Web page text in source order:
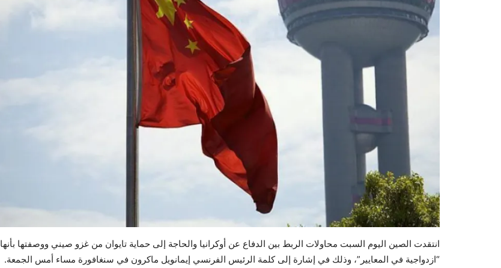
انتقدت الصين اليوم السبت محاولات الربط بين الدفاع عن أوكرانيا والحاجة إلى حماية تايوان من غزو صيني ووصفتها بأنها
“ازدواجية في المعايير”، وذلك في إشارة إلى كلمة الرئيس الفرنسي إيمانويل ماكرون في سنغافورة مساء أمس الجمعة.